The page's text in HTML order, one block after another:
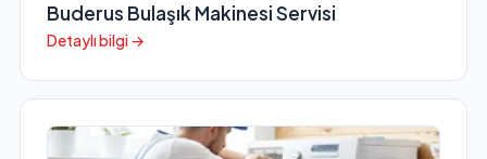
Buderus Bulaşık Makinesi Servisi
Detaylı bilgi →